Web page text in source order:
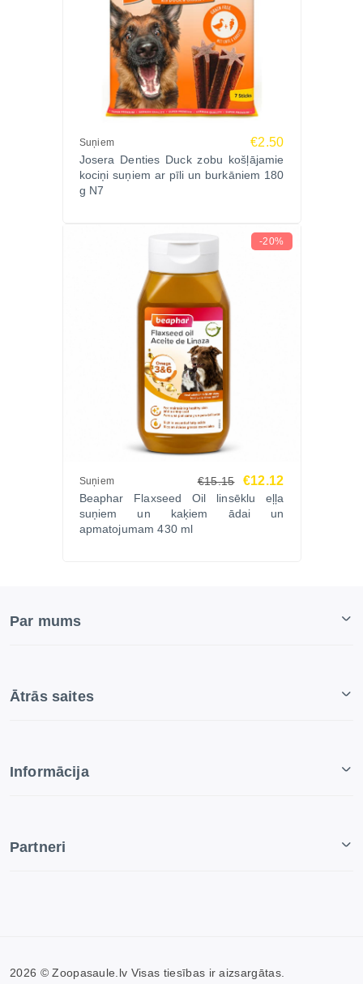
Suņiem €2.50
Josera Denties Duck zobu košļājamie
kociņi suņiem ar pīli un burkāniem 180
g N7
-20%
Suņiem €15.15 €12.12
Beaphar Flaxseed Oil linsēklu eļļa
suņiem un kaķiem ādai un
apmatojumam 430 ml
Par mums
Ātrās saites
Informācija
Partneri
2026 © Zoopasaule.lv Visas tiesības ir aizsargātas.